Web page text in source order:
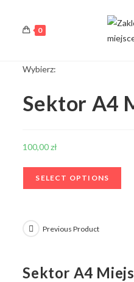
0
Wybierz:
Sektor A4
100,00zł
SELECT OPTIONS
Previous Product
Sektor A4